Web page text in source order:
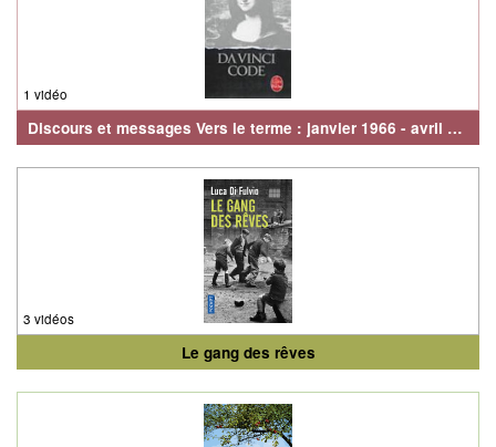
1 vidéo
Discours et messages Vers le terme : janvier 1966 - avril 1969
3 vidéos
Le gang des rêves